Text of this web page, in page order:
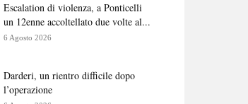
Escalation di violenza, a Ponticelli
un 12enne accoltellato due volte al...
6 Agosto 2026
Darderi, un rientro difficile dopo
l’operazione